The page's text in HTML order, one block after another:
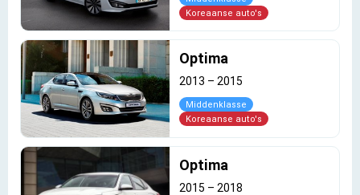
Koreaanse auto's
Optima
2013 – 2015
Middenklasse
Koreaanse auto's
Optima
2015 – 2018